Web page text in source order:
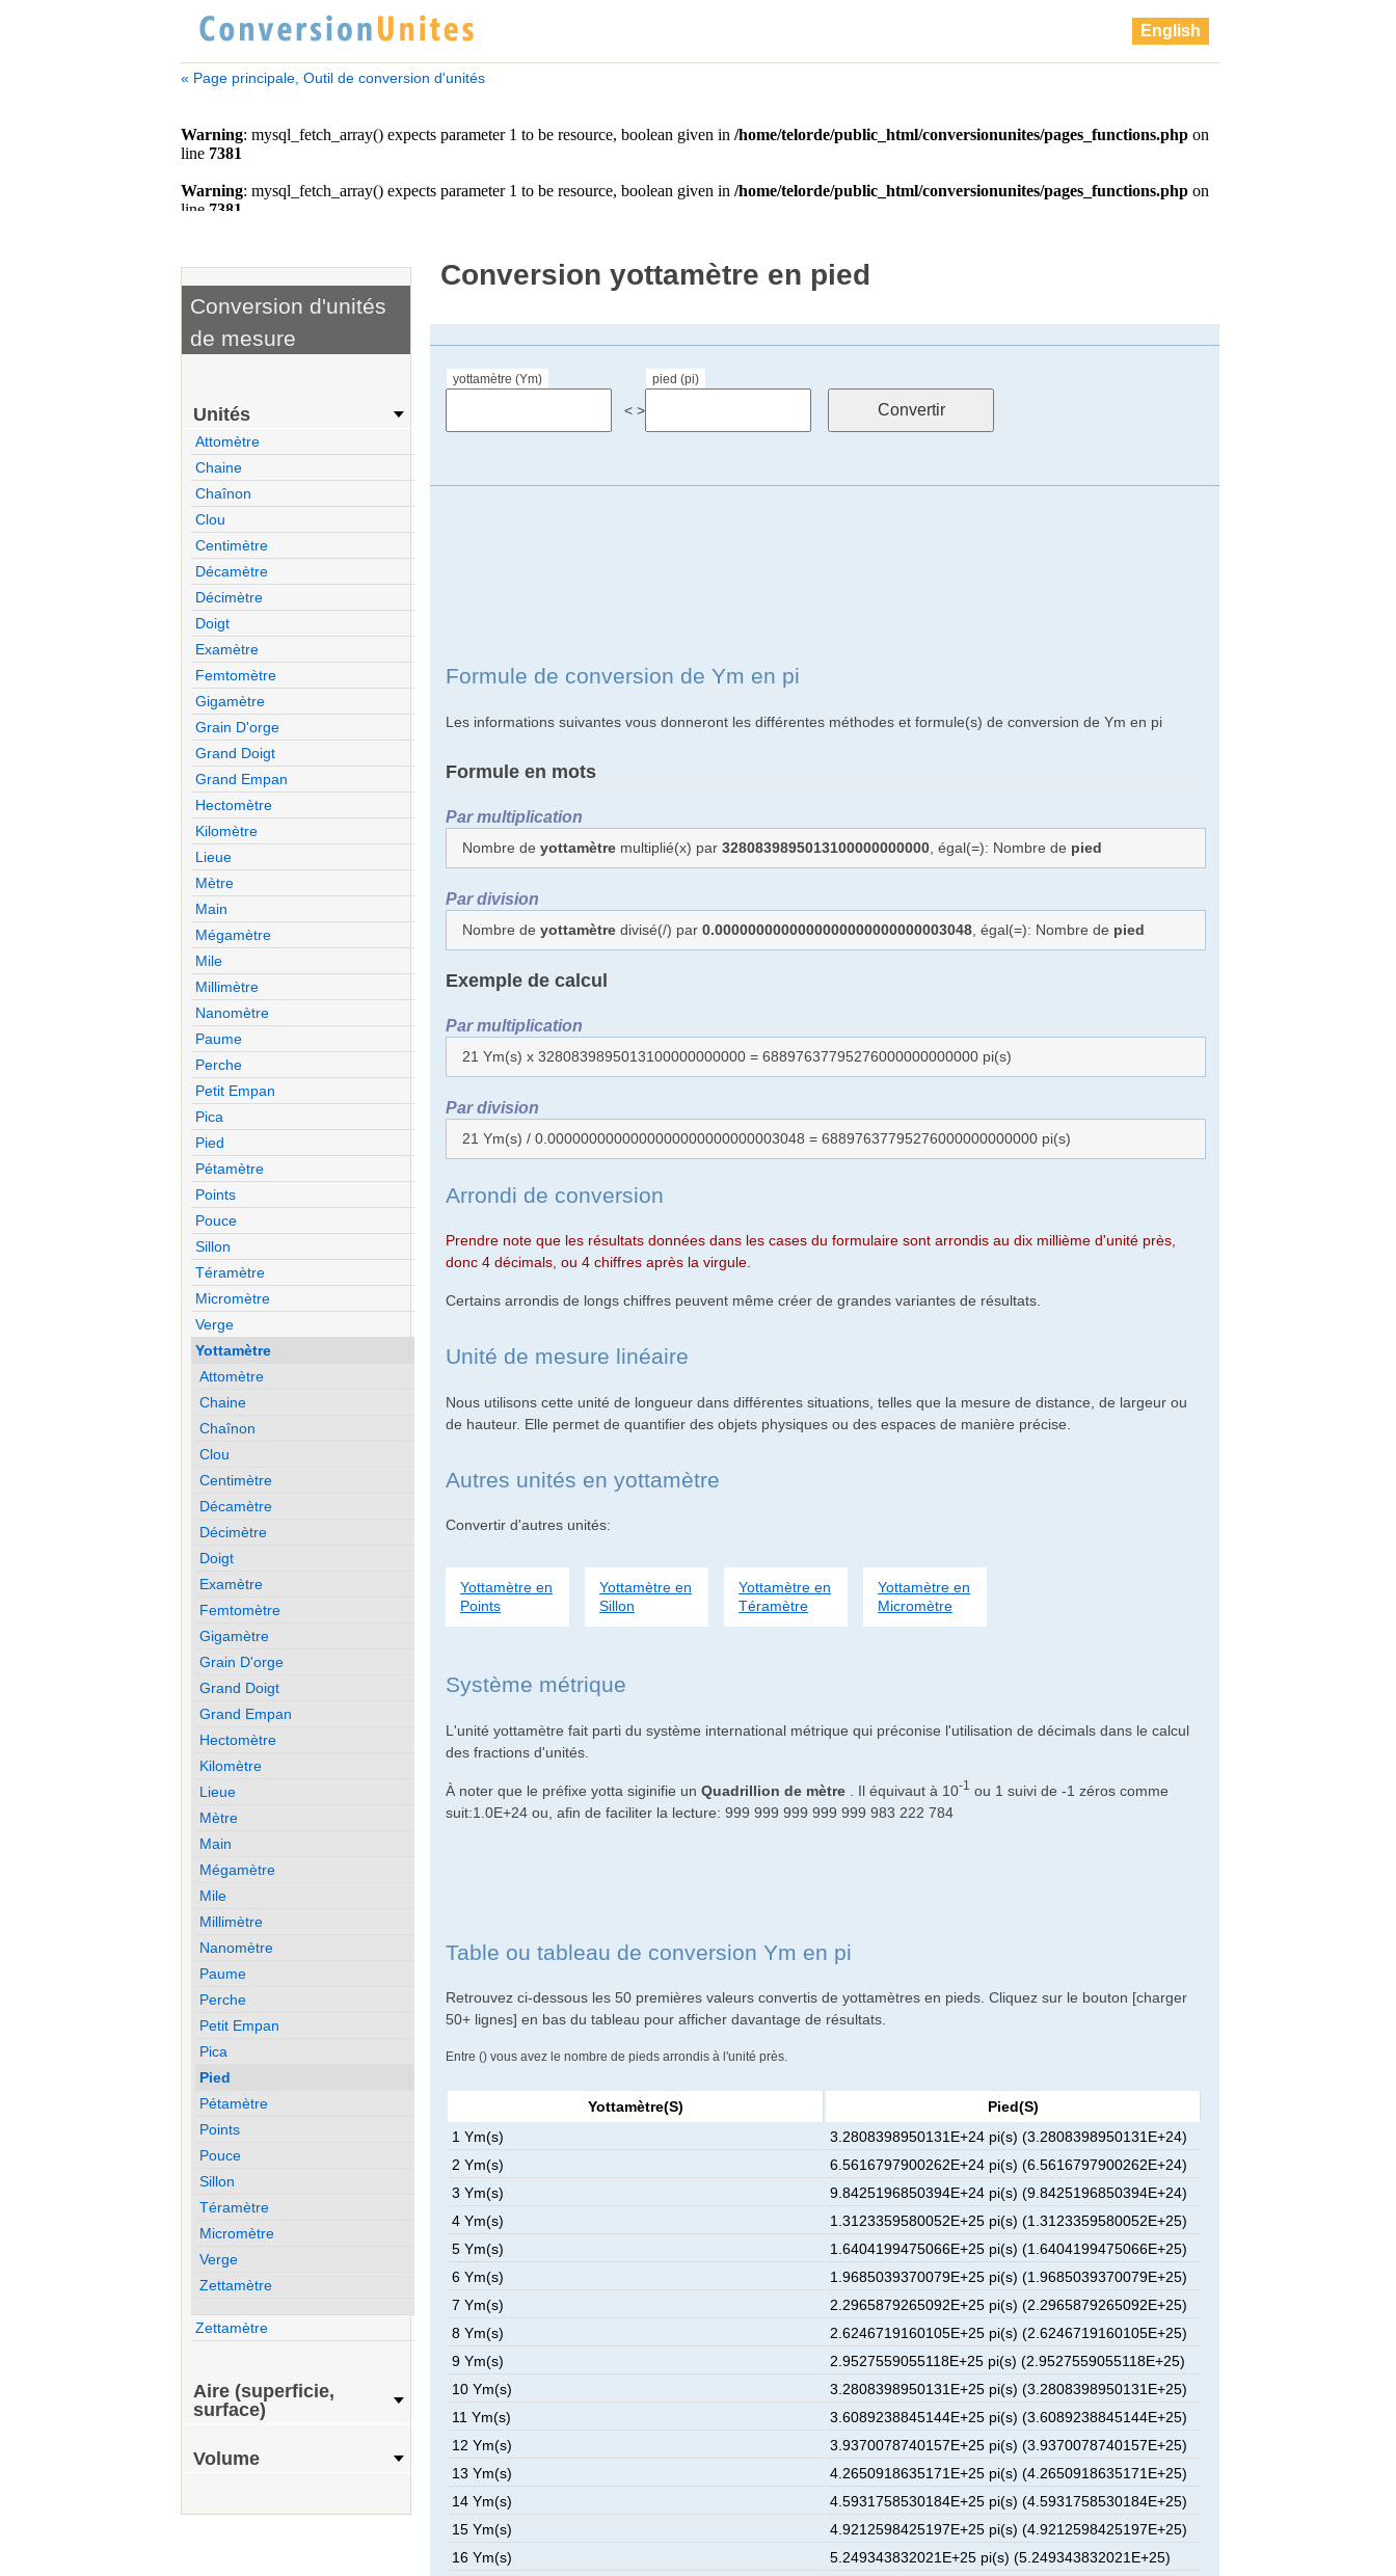
English
« Page principale, Outil de conversion d'unités
Conversion yottamètre en pied
yottamètre (Ym)
< >
pied (pi)
Formule de conversion de Ym en pi
Les informations suivantes vous donneront les différentes méthodes et formule(s) de conversion de Ym en pi
Formule en mots
Par multiplication
Nombre deyottamètre multiplié(x) par3280839895013100000000000 , égal(=): Nombre de pied
Par division
Nombre deyottamètre divisé(/) par0.0000000000000000000000000003048 , égal(=): Nombre de pied
Exemple de calcul
Par multiplication
21 Ym(s) x 3280839895013100000000000 = 68897637795276000000000000 pi(s)
Par division
21 Ym(s) / 0.0000000000000000000000000003048 = 68897637795276000000000000 pi(s)
Arrondi de conversion
Prendre note que les résultats données dans les cases du formulaire sont arrondis au dix millième d'unité près,
donc 4 décimals, ou 4 chiffres après la virgule.
Certains arrondis de longs chiffres peuvent même créer de grandes variantes de résultats.
Unité de mesure linéaire
Nous utilisons cette unité de longueur dans différentes situations, telles que la mesure de distance, de largeur ou
de hauteur. Elle permet de quantifier des objets physiques ou des espaces de manière précise.
Autres unités en yottamètre
Convertir d'autres unités:
Yottamètre en
Points
Yottamètre en
Sillon
Yottamètre en
Téramètre
Yottamètre en
Micromètre
Système métrique
L'unité yottamètre fait parti du système international métrique qui préconise l'utilisation de décimals dans le calcul
des fractions d'unités.
À noter que le préfixe yotta siginifie unQuadrillion de mètre . Il équivaut à 10-1 ou 1 suivi de -1 zéros comme
suit:1.0E+24 ou, afin de faciliter la lecture: 999 999 999 999 999 983 222 784
Table ou tableau de conversion Ym en pi
Retrouvez ci-dessous les 50 premières valeurs convertis de yottamètres en pieds. Cliquez sur le bouton [charger
50+ lignes] en bas du tableau pour afficher davantage de résultats.
Entre () vous avez le nombre de pieds arrondis à l'unité près.
Yottamètre(s)
Pied(s)
1 Ym(s)
3.2808398950131E+24 pi(s) (3.2808398950131E+24)
2 Ym(s)
6.5616797900262E+24 pi(s) (6.5616797900262E+24)
3 Ym(s)
9.8425196850394E+24 pi(s) (9.8425196850394E+24)
4 Ym(s)
1.3123359580052E+25 pi(s) (1.3123359580052E+25)
5 Ym(s)
1.6404199475066E+25 pi(s) (1.6404199475066E+25)
6 Ym(s)
1.9685039370079E+25 pi(s) (1.9685039370079E+25)
7 Ym(s)
2.2965879265092E+25 pi(s) (2.2965879265092E+25)
8 Ym(s)
2.6246719160105E+25 pi(s) (2.6246719160105E+25)
9 Ym(s)
2.9527559055118E+25 pi(s) (2.9527559055118E+25)
10 Ym(s)
3.2808398950131E+25 pi(s) (3.2808398950131E+25)
11 Ym(s)
3.6089238845144E+25 pi(s) (3.6089238845144E+25)
12 Ym(s)
3.9370078740157E+25 pi(s) (3.9370078740157E+25)
13 Ym(s)
4.2650918635171E+25 pi(s) (4.2650918635171E+25)
14 Ym(s)
4.5931758530184E+25 pi(s) (4.5931758530184E+25)
15 Ym(s)
4.9212598425197E+25 pi(s) (4.9212598425197E+25)
16 Ym(s)
5.249343832021E+25 pi(s) (5.249343832021E+25)
Conversion d'unités
de mesure
Unités
Attomètre
Chaine
Chaînon
Clou
Centimètre
Décamètre
Décimètre
Doigt
Examètre
Femtomètre
Gigamètre
Grain D'orge
Grand Doigt
Grand Empan
Hectomètre
Kilomètre
Lieue
Mètre
Main
Mégamètre
Mile
Millimètre
Nanomètre
Paume
Perche
Petit Empan
Pica
Pied
Pétamètre
Points
Pouce
Sillon
Téramètre
Micromètre
Verge
Yottamètre
Attomètre
Chaine
Chaînon
Clou
Centimètre
Décamètre
Décimètre
Doigt
Examètre
Femtomètre
Gigamètre
Grain D'orge
Grand Doigt
Grand Empan
Hectomètre
Kilomètre
Lieue
Mètre
Main
Mégamètre
Mile
Millimètre
Nanomètre
Paume
Perche
Petit Empan
Pica
Pied
Pétamètre
Points
Pouce
Sillon
Téramètre
Micromètre
Verge
Zettamètre
Zettamètre
Aire (superficie,
surface)
Volume